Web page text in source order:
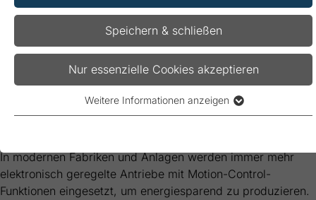
Produktionsausfälle und spart Energiekosten
Erfolgreiches Netzmanagement
minimiert Produktionsausfälle
und spart Energiekosten
In modernen Fabriken und Anlagen werden immer mehr
elektronisch geregelte Antriebe mit Motion-Control-
Funktionen eingesetzt, um energiesparend zu produzieren.
Speichern & schließen
Nur essenzielle Cookies akzeptieren
Webseite einwandfrei funktioniert.
Name cookie_optin
Cookie-Informationen anzeigen
Weitere Informationen anzeigen